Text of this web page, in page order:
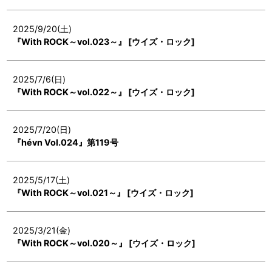
2025/9/20(土)
『With ROCK～vol.023～』 [ウイズ・ロック]
2025/7/6(日)
『With ROCK～vol.022～』 [ウイズ・ロック]
2025/7/20(日)
『hévn Vol.024』第119号
2025/5/17(土)
『With ROCK～vol.021～』 [ウイズ・ロック]
2025/3/21(金)
『With ROCK～vol.020～』 [ウイズ・ロック]